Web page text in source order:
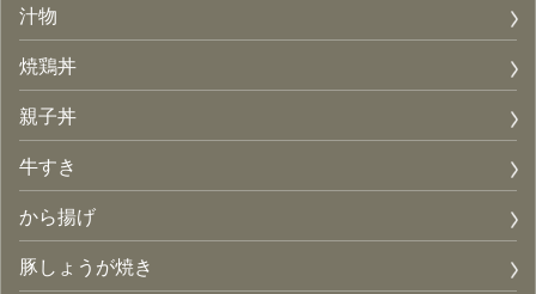
汁物
焼鶏丼
親子丼
牛すき
から揚げ
豚しょうが焼き